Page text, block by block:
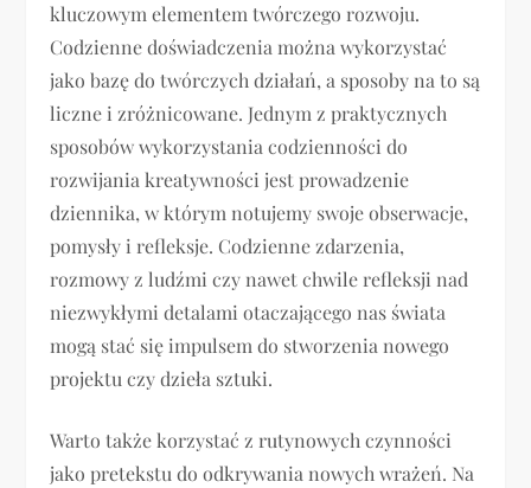
kluczowym elementem twórczego rozwoju.
Codzienne doświadczenia można wykorzystać
jako bazę do twórczych działań, a sposoby na to są
liczne i zróżnicowane. Jednym z praktycznych
sposobów wykorzystania codzienności do
rozwijania kreatywności jest prowadzenie
dziennika, w którym notujemy swoje obserwacje,
pomysły i refleksje. Codzienne zdarzenia,
rozmowy z ludźmi czy nawet chwile refleksji nad
niezwykłymi detalami otaczającego nas świata
mogą stać się impulsem do stworzenia nowego
projektu czy dzieła sztuki.
Warto także korzystać z rutynowych czynności
jako pretekstu do odkrywania nowych wrażeń. Na